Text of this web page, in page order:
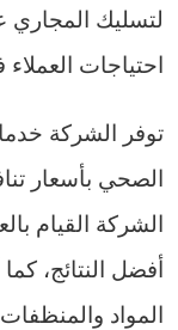
لتسليك المجاري
احتياجات
توفر الشركة
الصحي بأسعار
الشركة القيام
أفضل النتائج،
المواد